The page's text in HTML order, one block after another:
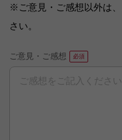
※ご意見・ご感想以外は、
さい。
ご意見・ご感想